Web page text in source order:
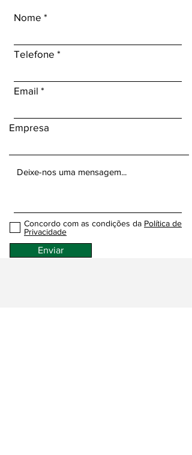
Nome
Telefone
Email
Empresa
Concordo com as condições da Política de
Privacidade
Enviar